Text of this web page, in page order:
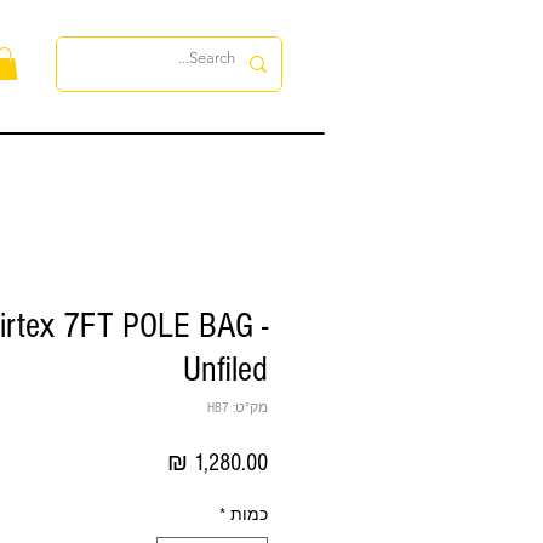
7FT POLE BAG -
Unfiled
מק"ט: HB7
כמות *